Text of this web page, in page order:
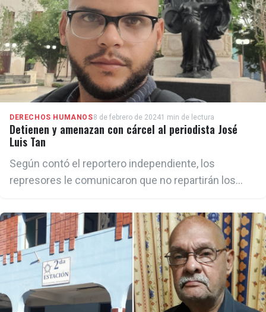
DERECHOS HUMANOS8 de febrero de 20241 min de lectura
Detienen y amenazan con cárcel al periodista José
Luis Tan
Según contó el reportero independiente, los
represores le comunicaron que no repartirán los
"son comprados por contrarrevolucionarios"